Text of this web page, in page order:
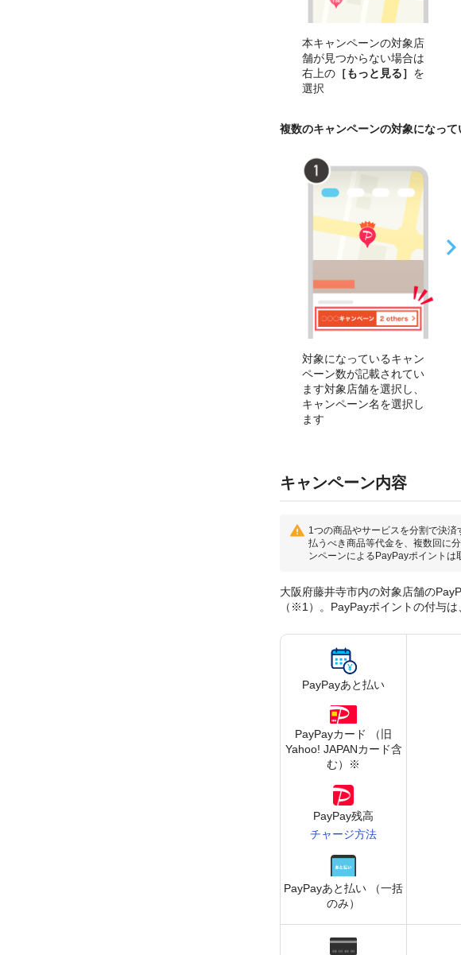
本キャンペーンの対象店
舗が見つからない場合は
右上の ［もっと見る］ を
選択
複数のキャンペーンの対象になって
対象になっているキャン
ペーン数が記載されてい
ます対象店舗を選択し、
キャンペーン名を選択し
ます
キャンペーン内容
1つの商品やサービスを分割で決
払うべき商品等代金を、複数回に
ンペーンによるPayPayポイントは
大阪府藤井寺市内の対象店舗の
（※1）。PayPayポイントの付与
PayPayあと払い
PayPayカード （旧
Yahoo! JAPANカード含
む）※
PayPay残高
チャージ方法
PayPayあと払い （一括
のみ）